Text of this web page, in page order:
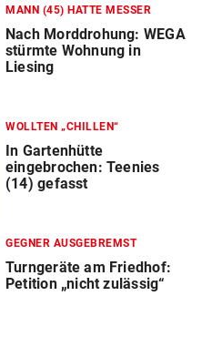
MANN (45) HATTE MESSER
Nach Morddrohung: WEGA
stürmte Wohnung in
Liesing
WOLLTEN „CHILLEN“
In Gartenhütte
eingebrochen: Teenies
(14) gefasst
GEGNER AUSGEBREMST
Turngeräte am Friedhof:
Petition „nicht zulässig“